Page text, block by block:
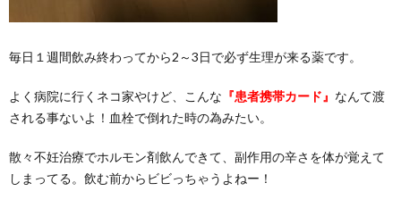
毎日１週間飲み終わってから2～3日で必ず生理が来る薬です。
よく病院に行くネコ家やけど、こんな 『患者携帯カード』 なんて渡
される事ないよ！血栓で倒れた時の為みたい。
散々不妊治療でホルモン剤飲んできて、副作用の辛さを体が覚えて
しまってる。飲む前からビビっちゃうよねー！